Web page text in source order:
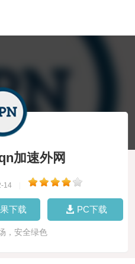
加速外网
14
下载 PC下载
，安全绿色